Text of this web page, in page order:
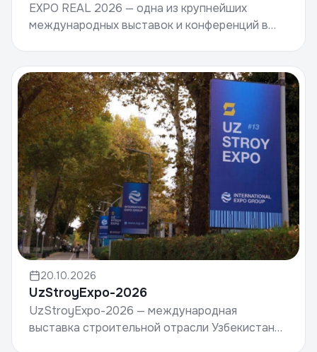
EXPO REAL 2026 — одна из крупнейших
международных выставок и конференций в
20.10.2026
UzStroyExpo-2026
UzStroyExpo-2026 — международная
выставка строительной отрасли Узбекистана,